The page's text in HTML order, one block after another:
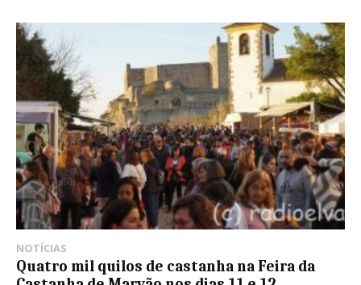
NOTÍCIAS
Quatro mil quilos de castanha na Feira da